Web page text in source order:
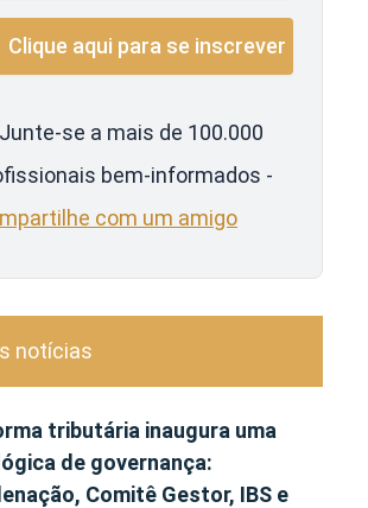
se a mais de 100.000
bem-informados -
com um amigo
notícias
tributária inaugura uma
de governança:
Comitê Gestor, IBS e